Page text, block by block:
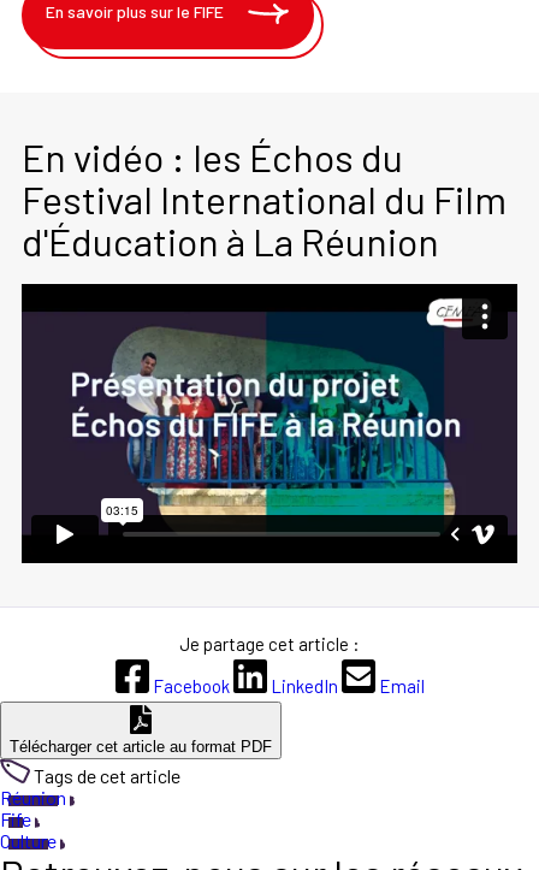
En savoir plus sur le FIFE
En vidéo : les Échos du
Festival International du Film
d'Éducation à La Réunion
Je partage cet article :
Facebook
LinkedIn Email
Télécharger cet article au format PDF
Tags de cet article
Réunion
Fife
Culture